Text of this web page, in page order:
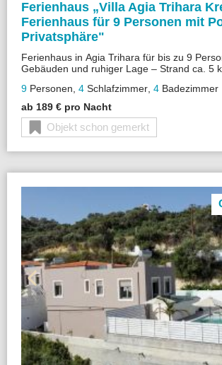
Ferienhaus „Villa Agia Trihara
Ferienhaus für 9 Personen mit
Privatsphäre"
Ferienhaus in Agia Trihara für bis zu 9
Gebäuden und ruhiger Lage – Strand ca. 5
9 Personen 4 Schlafzimmer 4 Badezimmer
ab 189 € pro Nacht
Objekt schon gemerkt